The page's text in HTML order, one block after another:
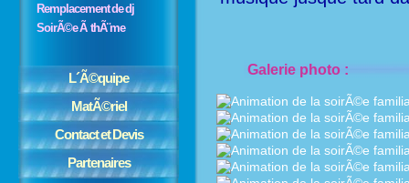
Remplacement de dj
SoirÃ©e Ã thÃ¨me
L´Ã©quipe
MatÃ©riel
Contact et Devis
Partenaires
Galerie photo :